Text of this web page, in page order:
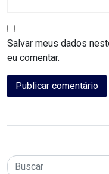
CICLISMO
COMPETIÇÃO
Salvar meus dados
eu comentar.